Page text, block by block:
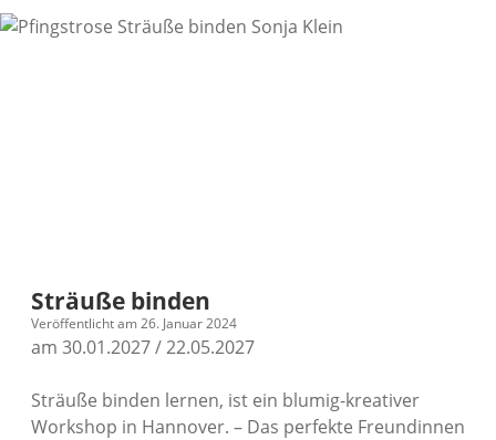
Kreative Blumen Workshops in Hannover
Sträuße binden
Veröffentlicht am 26. Januar 2024
am 30.01.2027 / 22.05.2027
Sträuße binden lernen, ist ein blumig-kreativer
Workshop in Hannover. – Das perfekte Freundinnen